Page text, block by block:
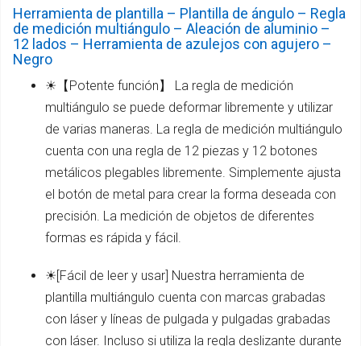
Herramienta de plantilla – Plantilla de ángulo – Regla
de medición multiángulo – Aleación de aluminio –
12 lados – Herramienta de azulejos con agujero –
Negro
☀【Potente función】 La regla de medición
multiángulo se puede deformar libremente y utilizar
de varias maneras. La regla de medición multiángulo
cuenta con una regla de 12 piezas y 12 botones
metálicos plegables libremente. Simplemente ajusta
el botón de metal para crear la forma deseada con
precisión. La medición de objetos de diferentes
formas es rápida y fácil.
☀[Fácil de leer y usar] Nuestra herramienta de
plantilla multiángulo cuenta con marcas grabadas
con láser y líneas de pulgada y pulgadas grabadas
con láser. Incluso si utiliza la regla deslizante durante